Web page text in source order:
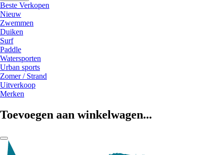
Beste Verkopen
Nieuw
Zwemmen
Duiken
Surf
Paddle
Watersporten
Urban sports
Zomer / Strand
Uitverkoop
Merken
Toevoegen aan winkelwagen...